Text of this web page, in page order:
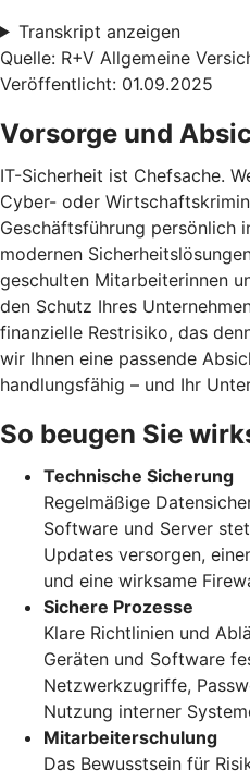
Transkript anzeigen
Quelle: R+V Allgemeine
Veröffentlicht: 01.09.2025
Vorsorge und
IT-Sicherheit ist Chefsache.
Cyber- oder
Geschäftsführung persönlich
modernen
geschulten Mitarbeiterinnen
den Schutz Ihres
finanzielle Restrisiko, das
wir Ihnen eine passende
handlungsfähig – und Ihr
So beugen Sie
Technische Sicherung
Regelmäßige
Software und Server
Updates versorgen,
und eine wirksame
Sichere Prozesse
Klare Richtlinien und
Geräten und Software
Netzwerkzugriffe,
Nutzung interner
Mitarbeiterschulung
Das Bewusstsein für